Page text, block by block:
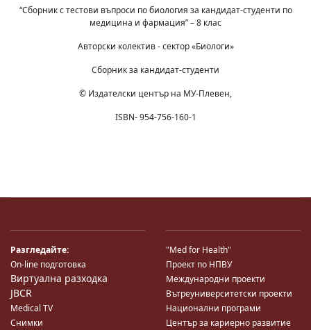
“Сборник с тестови въпроси по биология за кандидат-студенти по
медицина и фармация” – 8 клас
Авторски колектив - сектор «Биологи»
Сборник за кандидат-студенти
© Издателски център на МУ-Плевен,
ISBN- 954-756-160-1
Разгледайте:
On-line подготовка
Виртуална разходка
JBCR
Medical TV
Снимки
"Med for Health"
Проект по НПВУ
Международни проекти
Вътреуниверситетски проекти
Национални програми
Център за кариерно развитие